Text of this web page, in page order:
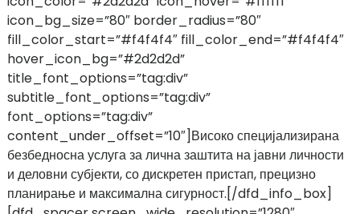
icon_bg_size=”80″ border_radius=”80″
fill_color_start=”#f4f4f4″ fill_color_end=”#f4f4f4″
hover_icon_bg=”#2d2d2d”
title_font_options=”tag:div”
subtitle_font_options=”tag:div”
font_options=”tag:div”
content_under_offset=”10″]Високо специјализирана
безбедносна услуга за лична заштита на јавни личности
и деловни субјекти, со дискретен пристап, прецизно
планирање и максимална сигурност.[/dfd_info_box]